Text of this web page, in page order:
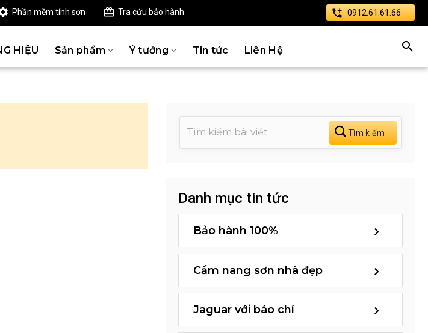
Phần mềm tính sơn Tra cứu bảo hành 0912.61.61.66
HIỆU Sản phẩm Ý tưởng Tin tức Liên Hệ
Danh mục tin tức
Bảo hành 100%
Cẩm nang sơn nhà đẹp
Jaguar với báo chí